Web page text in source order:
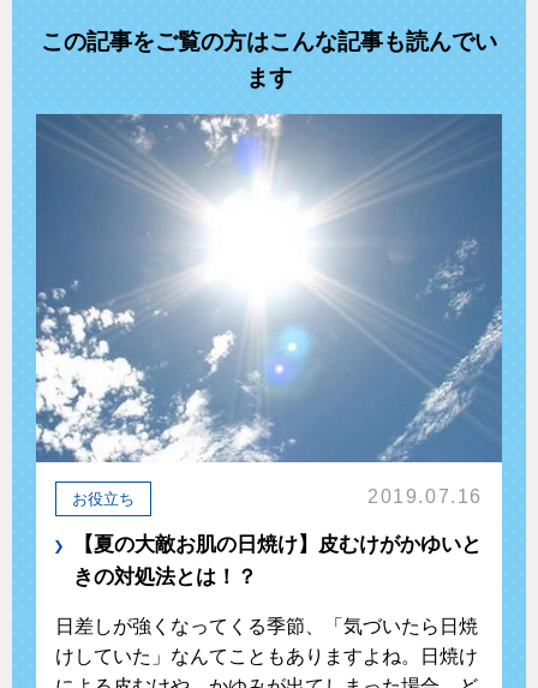
この記事をご覧の方はこんな記事も読んでい
ます
お役立ち 2019.07.16
【夏の大敵お肌の日焼け】皮むけがかゆいと
きの対処法とは！？
日差しが強くなってくる季節、「気づいたら日焼
けしていた」なんてこともありますよね。日焼け